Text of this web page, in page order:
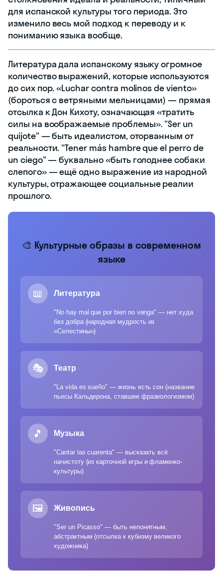
для испанской культуры того периода. Это
изменило весь мой подход к переводу и к
пониманию языка вообще.
Литература дала испанскому языку огромное
количество выражений, которые используются
до сих пор. «Luchar contra molinos de viento»
(бороться с ветряными мельницами) — прямая
отсылка к Дон Кихоту, означающая «тратить
силы на воображаемые проблемы». "Ser un
quijote" — быть идеалистом, оторванным от
реальности. "Tener más hambre que el perro de
un ciego" — буквально «быть голоднее собаки
слепого» — ещё одно выражение из народной
культуры, отражающее социальные реалии
прошлого.
🎨 Культурные образы в современном
языке
📖 Литература
"No hay mal que por bien no venga" — нет худа
без добра (народная мудрость из
«Селестины»)
🎭 Театр
"La vida es sueño" — жизнь есть сон (название
пьесы Кальдерона, ставшее фразеологизмом)
🎵 Музыка
"Cantar las cuarenta" — высказать всё
начистоту (из карточной игры и фламенко-
культуры)
🖼️ Живопись
"Ser un Picasso" — быть непонятным,
абстрактным (отсылка к кубизму великого
художника)